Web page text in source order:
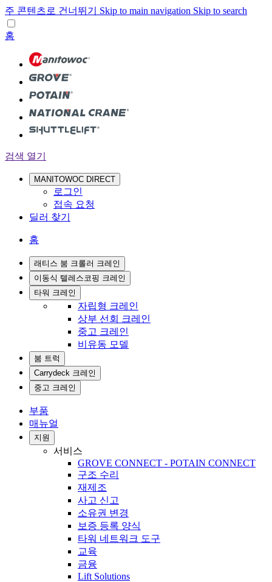
주 콘텐츠로 건너뛰기 Skip to main navigation Skip to search
홈
검색 열기
MANITOWOC DIRECT
로그인
접속 요청
딜러 찾기
홈
래티스 붐 크롤러 크레인
이동식 텔레스코핑 크레인
타워 크레인
자립형 크레인
상부 선회 크레인
중고 크레인
비유동 모델
붐 트럭
Carrydeck 크레인
중고 크레인
부품
매뉴얼
지원
서비스
GROVE CONNECT - POTAIN CONNECT
구조 수리
재제조
사고 신고
소유권 변경
보증 등록 양식
타워 네트워크 도구
교육
금융
Lift Solutions